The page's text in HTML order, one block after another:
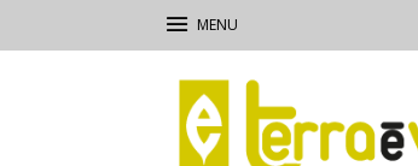
Terra
e
Vita